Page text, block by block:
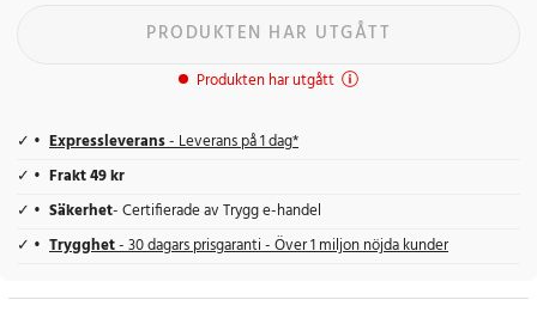
PRODUKTEN HAR UTGÅTT
Produkten har utgått
Expressleverans- Leverans på 1 dag*
Frakt 49 kr
Säkerhet- Certifierade av Trygg e-handel
Trygghet- 30 dagars prisgaranti - Över 1 miljon nöjda kunder